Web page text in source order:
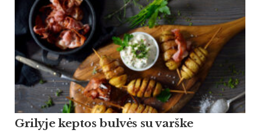
Grilyje keptos bulvės su varške